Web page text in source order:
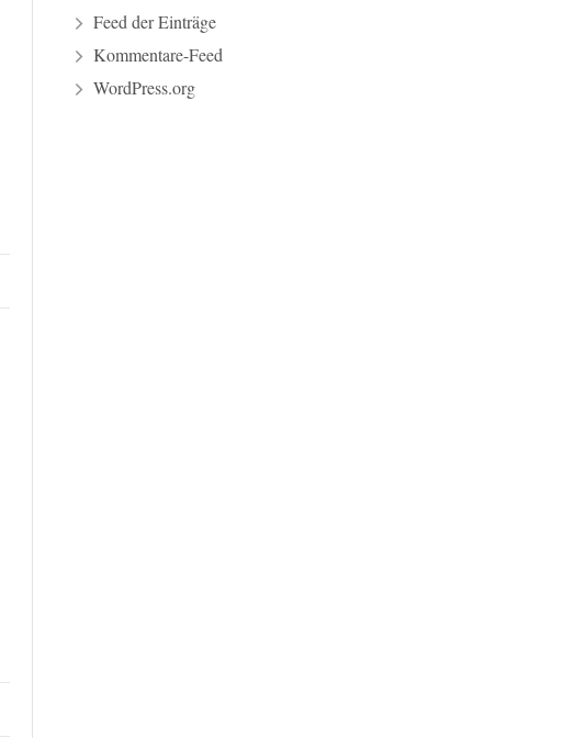
Feed der Einträge
Kommentare-Feed
WordPress.org